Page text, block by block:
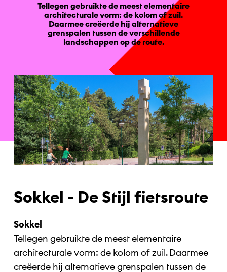
Tellegen gebruikte de meest elementaire
architecturale vorm: de kolom of zuil.
Daarmee creëerde hij alternatieve
grenspalen tussen de verschillende
landschappen op de route.
Sokkel - De Stijl fietsroute
Sokkel
Tellegen gebruikte de meest elementaire
architecturale vorm: de kolom of zuil. Daarmee
creëerde hij alternatieve grenspalen tussen de